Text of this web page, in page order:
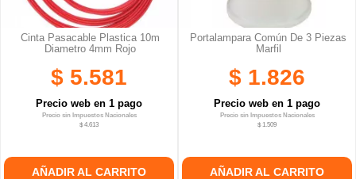
Cinta Pasacable Plastica 10m
Diametro 4mm Rojo
$ 5.581
Precio web en 1 pago
Precio sin Impuestos Nacionales
$ 4.613
AÑADIR AL CARRITO
Portalampara Común De 3 Piezas
Marfil
$ 1.826
Precio web en 1 pago
Precio sin Impuestos Nacionales
$ 1.509
AÑADIR AL CARRITO